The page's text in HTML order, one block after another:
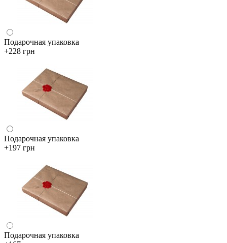
Подарочная упаковка
+228 грн
Подарочная упаковка
+197 грн
Подарочная упаковка